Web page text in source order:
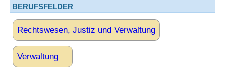
BERUFSFELDER
Rechtswesen, Justiz und Verwaltung
Verwaltung